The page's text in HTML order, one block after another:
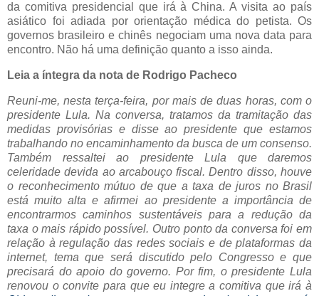
da comitiva presidencial que irá à China. A visita ao país
asiático foi adiada por orientação médica do petista. Os
governos brasileiro e chinês negociam uma nova data para
encontro. Não há uma definição quanto a isso ainda.
Leia a íntegra da nota de Rodrigo Pacheco
Reuni-me, nesta terça-feira, por mais de duas horas, com o
presidente Lula. Na conversa, tratamos da tramitação das
medidas provisórias e disse ao presidente que estamos
trabalhando no encaminhamento da busca de um consenso.
Também ressaltei ao presidente Lula que daremos
celeridade devida ao arcabouço fiscal. Dentro disso, houve
o reconhecimento mútuo de que a taxa de juros no Brasil
está muito alta e afirmei ao presidente a importância de
encontrarmos caminhos sustentáveis para a redução da
taxa o mais rápido possível. Outro ponto da conversa foi em
relação à regulação das redes sociais e de plataformas da
internet, tema que será discutido pelo Congresso e que
precisará do apoio do governo. Por fim, o presidente Lula
renovou o convite para que eu integre a comitiva que irá à